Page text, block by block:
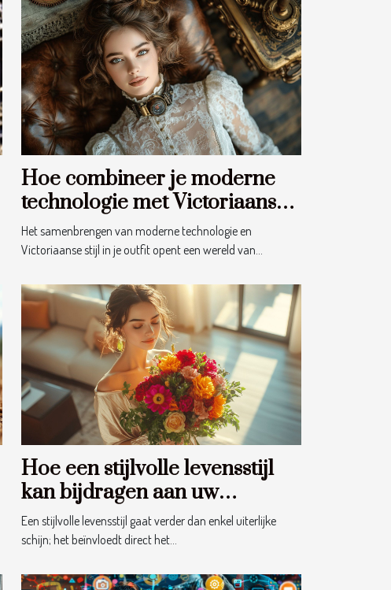
Hoe combineer je moderne
technologie met Victoriaanse
stijl in je outfit?
Het samenbrengen van moderne technologie en
Victoriaanse stijl in je outfit opent een wereld van...
Hoe een stijlvolle levensstijl
kan bijdragen aan uw
dagelijks welzijn
Een stijlvolle levensstijl gaat verder dan enkel uiterlijke
schijn; het beïnvloedt direct het...